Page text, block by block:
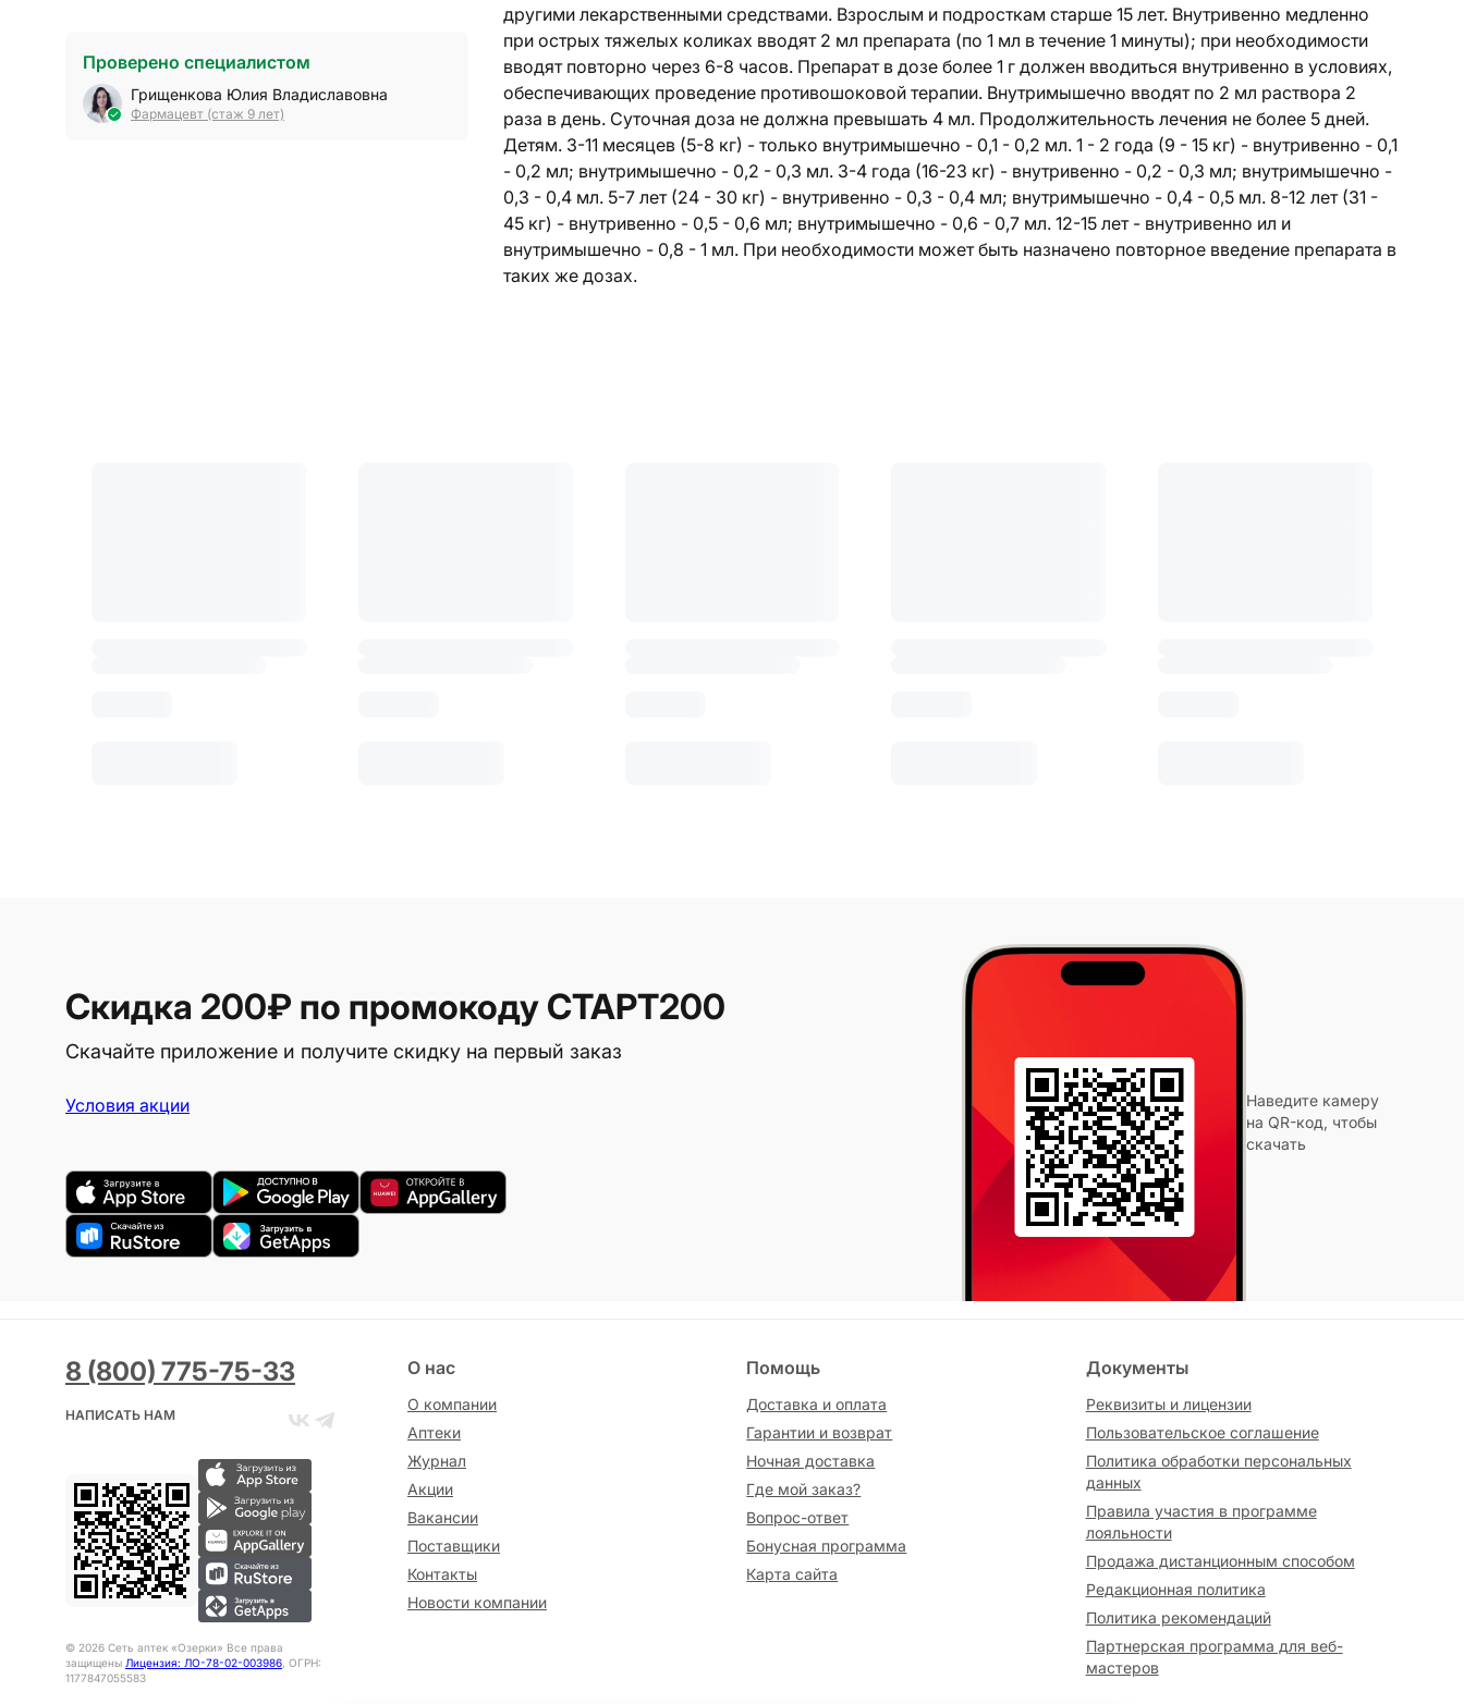
Проверено специалистом
Грищенкова Юлия Владиславовна
Фармацевт (стаж 9 лет)
другими лекарственными средствами. Взрослым и подросткам старше 15 лет. Внутривенно медленно
при острых тяжелых коликах вводят 2 мл препарата (по 1 мл в течение 1 минуты); при необходимости
вводят повторно через 6-8 часов. Препарат в дозе более 1 г должен вводиться внутривенно в условиях,
обеспечивающих проведение противошоковой терапии. Внутримышечно вводят по 2 мл раствора 2
раза в день. Суточная доза не должна превышать 4 мл. Продолжительность лечения не более 5 дней.
Детям. 3-11 месяцев (5-8 кг) - только внутримышечно - 0,1 - 0,2 мл. 1 - 2 года (9 - 15 кг) - внутривенно - 0,1
- 0,2 мл; внутримышечно - 0,2 - 0,3 мл. 3-4 года (16-23 кг) - внутривенно - 0,2 - 0,3 мл; внутримышечно -
0,3 - 0,4 мл. 5-7 лет (24 - 30 кг) - внутривенно - 0,3 - 0,4 мл; внутримышечно - 0,4 - 0,5 мл. 8-12 лет (31 -
45 кг) - внутривенно - 0,5 - 0,6 мл; внутримышечно - 0,6 - 0,7 мл. 12-15 лет - внутривенно ил и
внутримышечно - 0,8 - 1 мл. При необходимости может быть назначено повторное введение препарата в
таких же дозах.
Скидка 200₽ по промокоду СТАРТ200
Скачайте приложение и получите скидку на первый заказ
Условия акции
Наведите камеру
на QR-код, чтобы
скачать
8 (800) 775-75-33
НАПИСАТЬ НАМ
© 2026 Сеть аптек «Озерки» Все права
защищены Лицензия: ЛО-78-02-003986, ОГРН:
1177847055583
О нас
О компании
Аптеки
Журнал
Акции
Вакансии
Поставщики
Контакты
Новости компании
Помощь
Доставка и оплата
Гарантии и возврат
Ночная доставка
Где мой заказ?
Вопрос-ответ
Бонусная программа
Карта сайта
Документы
Реквизиты и лицензии
Пользовательское соглашение
Политика обработки персональных
данных
Правила участия в программе
лояльности
Продажа дистанционным способом
Редакционная политика
Политика рекомендаций
Партнерская программа для веб-
мастеров